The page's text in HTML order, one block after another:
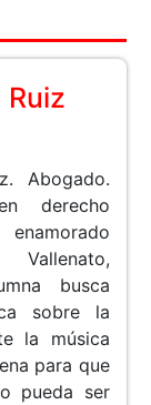
Abogado.
derecho
busca
sobre la
la música
para que
pueda ser